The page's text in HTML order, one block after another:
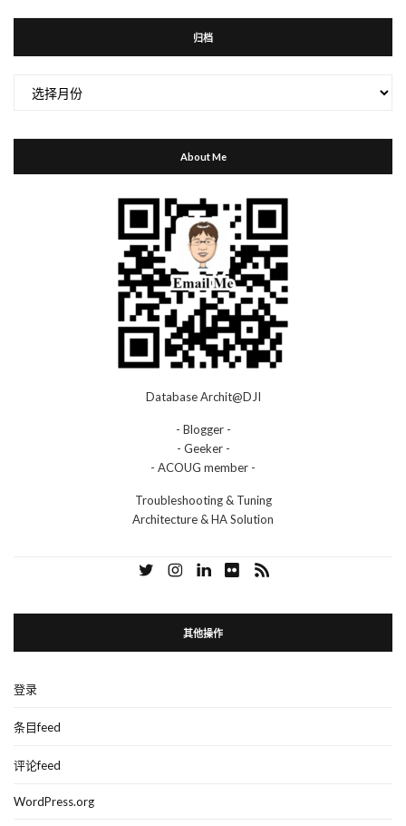
归档
About Me
Database Archit@DJI
- Blogger -
- Geeker -
- ACOUG member -
Troubleshooting & Tuning
Architecture & HA Solution
其他操作
登录
条目feed
评论feed
WordPress.org